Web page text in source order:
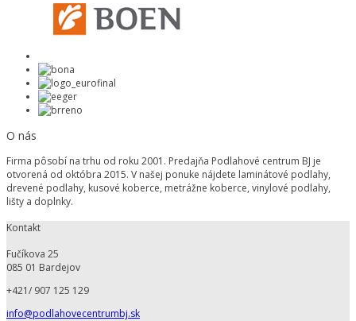
O nás
Firma pôsobí na trhu od roku 2001. Predajňa Podlahové centrum BJ je
otvorená od októbra 2015. V našej ponuke nájdete laminátové podlahy,
drevené podlahy, kusové koberce, metrážne koberce, vinylové podlahy,
lišty a doplnky.
Kontakt
Fučíkova 25
085 01 Bardejov
+421/ 907 125 129
info@podlahovecentrumbj.sk